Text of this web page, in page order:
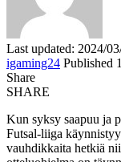
Last updated: 2024/
igaming24 Published
Share
SHARE
Kun syksy saapuu ja
Futsal-liiga
vauhdikkaita hetkiä